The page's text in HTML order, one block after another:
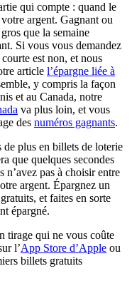
qui compte : quand le
argent. Gagnant ou
que la semaine
Si vous vous demandez
est non, et nous
article l’épargne liée à
y compris la façon
et au Canada, notre
va plus loin, et vous
des numéros gagnants.
de plus en billets de loterie
que quelques secondes
n’avez pas à choisir entre
argent. Épargnez un
et faites en sorte
épargné.
tirage qui ne vous coûte
l’App Store d’Apple ou
onglet)
billets gratuits